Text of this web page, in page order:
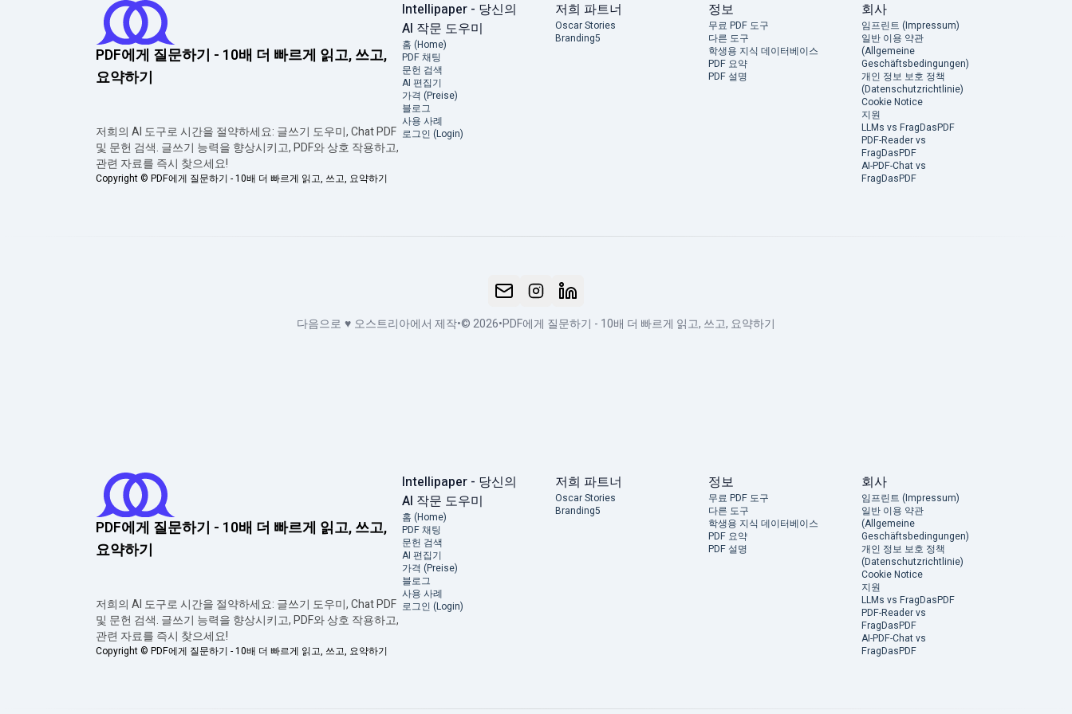
PDF에게 질문하기 - 10배 더 빠르게 읽고, 쓰고,
요약하기
저희의 AI 도구로 시간을 절약하세요: 글쓰기 도우미, Chat PDF
및 문헌 검색. 글쓰기 능력을 향상시키고, PDF와 상호 작용하고,
관련 자료를 즉시 찾으세요!
Copyright © PDF에게 질문하기 - 10배 더 빠르게 읽고, 쓰고, 요약하기
Intellipaper - 당신의
AI 작문 도우미
홈 (Home)
PDF 채팅
문헌 검색
AI 편집기
가격 (Preise)
블로그
사용 사례
로그인 (Login)
저희 파트너
Oscar Stories
Branding5
정보
무료 PDF 도구
다른 도구
학생용 지식 데이터베이스
PDF 요약
PDF 설명
회사
임프린트 (Impressum)
일반 이용 약관
(Allgemeine
Geschäftsbedingungen)
개인 정보 보호 정책
(Datenschutzrichtlinie)
Cookie Notice
지원
LLMs vs FragDasPDF
PDF-Reader vs
FragDasPDF
AI-PDF-Chat vs
FragDasPDF
다음으로 ♥ 오스트리아에서 제작•© 2026•PDF에게 질문하기 - 10배 더 빠르게 읽고, 쓰고, 요약하기
PDF에게 질문하기 - 10배 더 빠르게 읽고, 쓰고,
요약하기
저희의 AI 도구로 시간을 절약하세요: 글쓰기 도우미, Chat PDF
및 문헌 검색. 글쓰기 능력을 향상시키고, PDF와 상호 작용하고,
관련 자료를 즉시 찾으세요!
Copyright © PDF에게 질문하기 - 10배 더 빠르게 읽고, 쓰고, 요약하기
Intellipaper - 당신의
AI 작문 도우미
홈 (Home)
PDF 채팅
문헌 검색
AI 편집기
가격 (Preise)
블로그
사용 사례
로그인 (Login)
저희 파트너
Oscar Stories
Branding5
정보
무료 PDF 도구
다른 도구
학생용 지식 데이터베이스
PDF 요약
PDF 설명
회사
임프린트 (Impressum)
일반 이용 약관
(Allgemeine
Geschäftsbedingungen)
개인 정보 보호 정책
(Datenschutzrichtlinie)
Cookie Notice
지원
LLMs vs FragDasPDF
PDF-Reader vs
FragDasPDF
AI-PDF-Chat vs
FragDasPDF